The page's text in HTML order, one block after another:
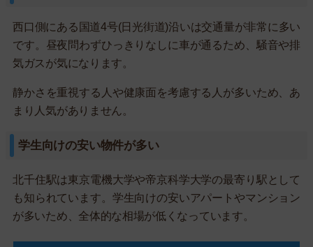
西口側にある国道4号(日光街道)沿いは交通量が非常に多い
です。昼夜問わずひっきりなしに車が通るため、騒音や排
気ガスが気になります。
静かさを重視する人や健康面を考慮する人が多いため、あ
まり人気がありません。
学生向けの安い物件が多い
北千住駅は東京電機大学や帝京科学大学の最寄り駅として
も知られています。学生向けの安いアパートやマンション
が多いため、全体的な相場が低くなっています。